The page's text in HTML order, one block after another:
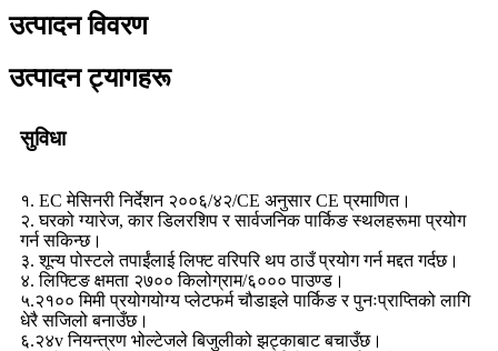
उत्पादन विवरण
उत्पादन ट्यागहरू
सुविधा
१. EC मेसिनरी निर्देशन २००६/४२/CE अनुसार CE प्रमाणित।
२. घरको ग्यारेज, कार डिलरशिप र सार्वजनिक पार्किङ स्थलहरूमा प्रयोग
गर्न सकिन्छ।
३. शून्य पोस्टले तपाईंलाई लिफ्ट वरिपरि थप ठाउँ प्रयोग गर्न मद्दत गर्दछ।
४. लिफ्टिङ क्षमता २७०० किलोग्राम/६००० पाउण्ड।
५.२१०० मिमी प्रयोगयोग्य प्लेटफर्म चौडाइले पार्किङ र पुनःप्राप्तिको लागि
धेरै सजिलो बनाउँछ।
६.२४v नियन्त्रण भोल्टेजले बिजुलीको झट्काबाट बचाउँछ।